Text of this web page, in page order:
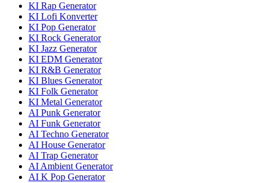
KI Rap Generator
KI Lofi Konverter
KI Pop Generator
KI Rock Generator
KI Jazz Generator
KI EDM Generator
KI R&B Generator
KI Blues Generator
KI Folk Generator
KI Metal Generator
AI Punk Generator
AI Funk Generator
AI Techno Generator
AI House Generator
AI Trap Generator
AI Ambient Generator
AI K Pop Generator